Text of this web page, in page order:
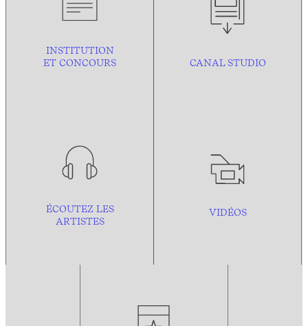
INSTITUTION
ET CONCOURS
CANAL STUDIO
ÉCOUTEZ LES
ARTISTES
VIDÉOS